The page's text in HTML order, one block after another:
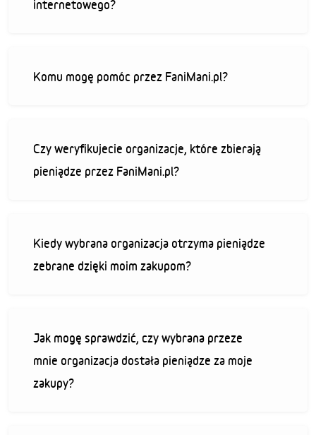
internetowego?
Komu mogę pomóc przez FaniMani.pl?
Czy weryfikujecie organizacje, które zbierają
pieniądze przez FaniMani.pl?
Kiedy wybrana organizacja otrzyma pieniądze
zebrane dzięki moim zakupom?
Jak mogę sprawdzić, czy wybrana przeze
mnie organizacja dostała pieniądze za moje
zakupy?